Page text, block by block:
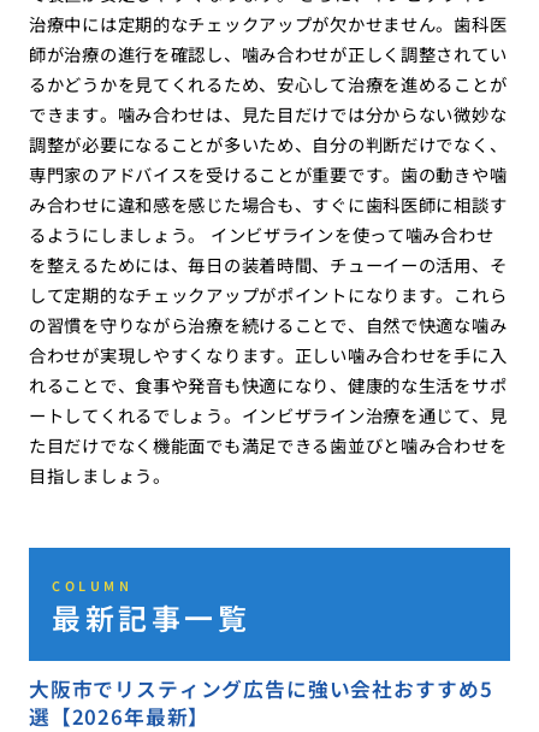
治療中には定期的なチェックアップが欠かせません。歯科医
師が治療の進行を確認し、噛み合わせが正しく調整されてい
るかどうかを見てくれるため、安心して治療を進めることが
できます。噛み合わせは、見た目だけでは分からない微妙な
調整が必要になることが多いため、自分の判断だけでなく、
専門家のアドバイスを受けることが重要です。歯の動きや噛
み合わせに違和感を感じた場合も、すぐに歯科医師に相談す
るようにしましょう。 インビザラインを使って噛み合わせ
を整えるためには、毎日の装着時間、チューイーの活用、そ
して定期的なチェックアップがポイントになります。これら
の習慣を守りながら治療を続けることで、自然で快適な噛み
合わせが実現しやすくなります。正しい噛み合わせを手に入
れることで、食事や発音も快適になり、健康的な生活をサポ
ートしてくれるでしょう。インビザライン治療を通じて、見
た目だけでなく機能面でも満足できる歯並びと噛み合わせを
目指しましょう。
COLUMN
最新記事一覧
大阪市でリスティング広告に強い会社おすすめ5
選【2026年最新】